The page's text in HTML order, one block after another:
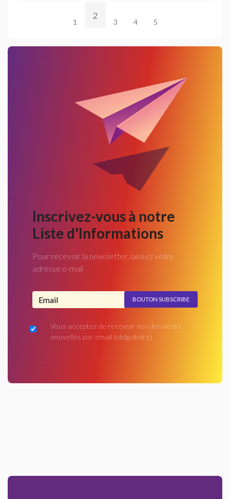
1
2
3 4 5
Inscrivez-vous à notre
Liste d'Informations
Pour recevoir la newsletter, laissez votre
adresse e-mail
Adresse email...
Vous acceptez de recevoir nos dernières
nouvelles par email (obligatoire)